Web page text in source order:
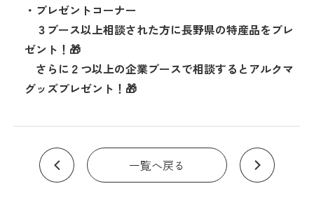
・プレゼントコーナー
３ブース以上相談された方に長野県の特産品をプレ
ゼント！🎁
さらに２つ以上の企業ブースで相談するとアルクマ
グッズプレゼント！🎁
一覧へ戻る